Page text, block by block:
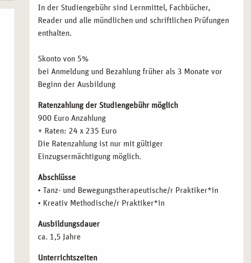
In der Studiengebühr sind Lernmittel, Fachbücher,
Reader und alle mündlichen und schriftlichen Prüfungen
enthalten.
Skonto von 5%
bei Anmeldung und Bezahlung früher als 3 Monate vor
Beginn der Ausbildung
Ratenzahlung der Studiengebühr möglich
900 Euro Anzahlung
+ Raten: 24 x 235 Euro
Die Ratenzahlung ist nur mit gültiger
Einzugsermächtigung möglich.
Abschlüsse
• Tanz- und Bewegungstherapeutische/r Praktiker*in
• Kreativ Methodische/r Praktiker*in
Ausbildungsdauer
ca. 1,5 Jahre
Unterrichtszeiten